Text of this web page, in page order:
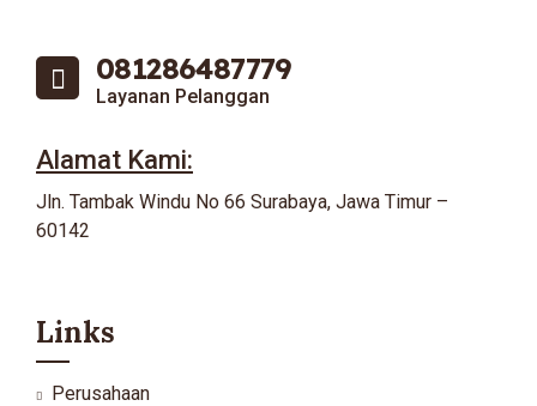
081286487779
Layanan Pelanggan
Alamat Kami:
Jln. Tambak Windu No 66 Surabaya, Jawa Timur –
60142
Links
Perusahaan